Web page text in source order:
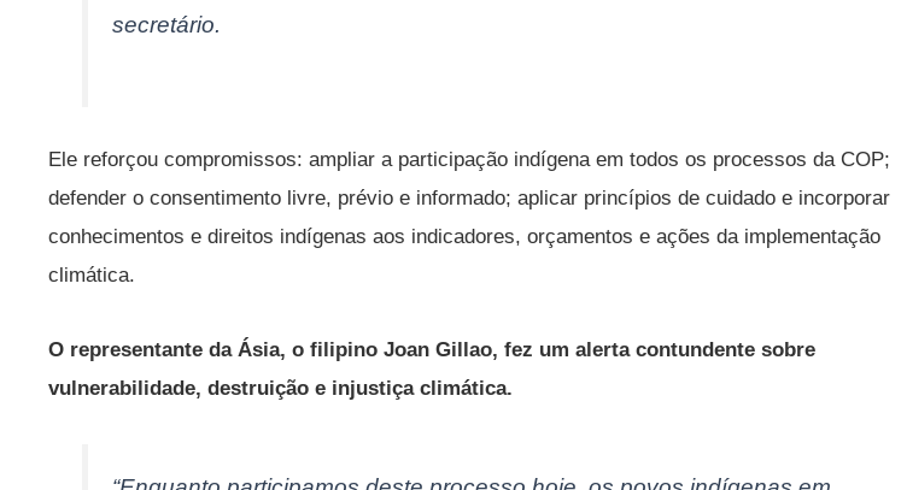
secretário.
Ele reforçou compromissos: ampliar a participação indígena em todos os processos da COP;
defender o consentimento livre, prévio e informado; aplicar princípios de cuidado e incorporar
conhecimentos e direitos indígenas aos indicadores, orçamentos e ações da implementação
climática.
O representante da Ásia, o filipino Joan Gillao, fez um alerta contundente sobre
vulnerabilidade, destruição e injustiça climática.